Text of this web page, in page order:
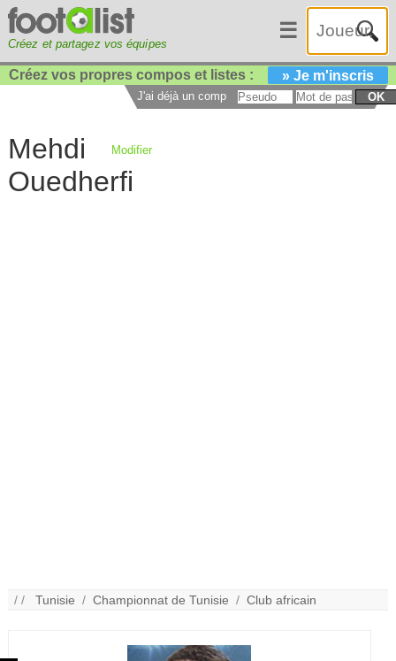
Créez et partagez vos équipes
☰
Créez vos propres compos et listes : » Je m'inscris
J'ai déjà un compte : OK
Mehdi
Ouedherfi
Modifier
/ /Tunisie /Championnat de Tunisie /Club africain